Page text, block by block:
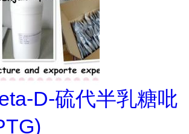
D-硫代半乳糖吡